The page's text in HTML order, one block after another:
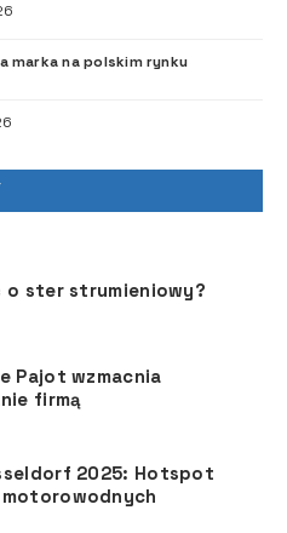
marka na polskim rynku
o ster strumieniowy?
Pajot wzmacnia
firmą
2025: Hotspot